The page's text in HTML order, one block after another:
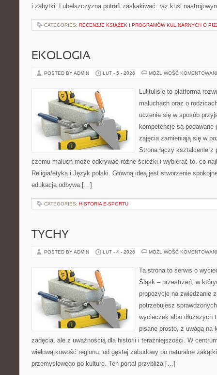
i zabytki. Lubelszczyzna potrafi zaskakiwać: raz kusi
CATEGORIES: RECENZJE KSIĄŻEK I PROGRAMÓW KULINARNYCH O
EKOLOGIA
POSTED BY ADMIN LUT - 5 - 2026 MOŻLIWOŚĆ
Lulitulisie to platforma
maluchach oraz o
uczenie się w sposób
kompetencje są
zajęcia zamieniają się w
Strona łączy kształcenie z
czemu maluch może odkrywać różne ścieżki i wybierać to, co
Religia/etyka i Język polski. Główną ideą jest stworzenie
edukacja odbywa […]
CATEGORIES: HISTORIA E-SPORTU
TYCHY
POSTED BY ADMIN LUT - 4 - 2026 MOŻLIWOŚĆ
Ta strona to serwis o
Śląsk – przestrzeń, w
propozycje na zwiedzanie
potrzebujesz
wycieczek albo dłuższych
pisane prosto, z uwagą na
zadęcia, ale z uważnością dla historii i teraźniejszości. W
wielowątkowość regionu: od gęstej zabudowy po naturalne
przemysłowego po kulturę. Ten portal przybliża […]